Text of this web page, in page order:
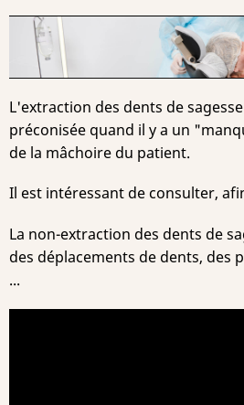
L'extraction des dents de
préconisée quand il y a un
de la mâchoire du patient.
Il est intéressant de consulter,
La non-extraction des dents de
des déplacements de dents, des
...